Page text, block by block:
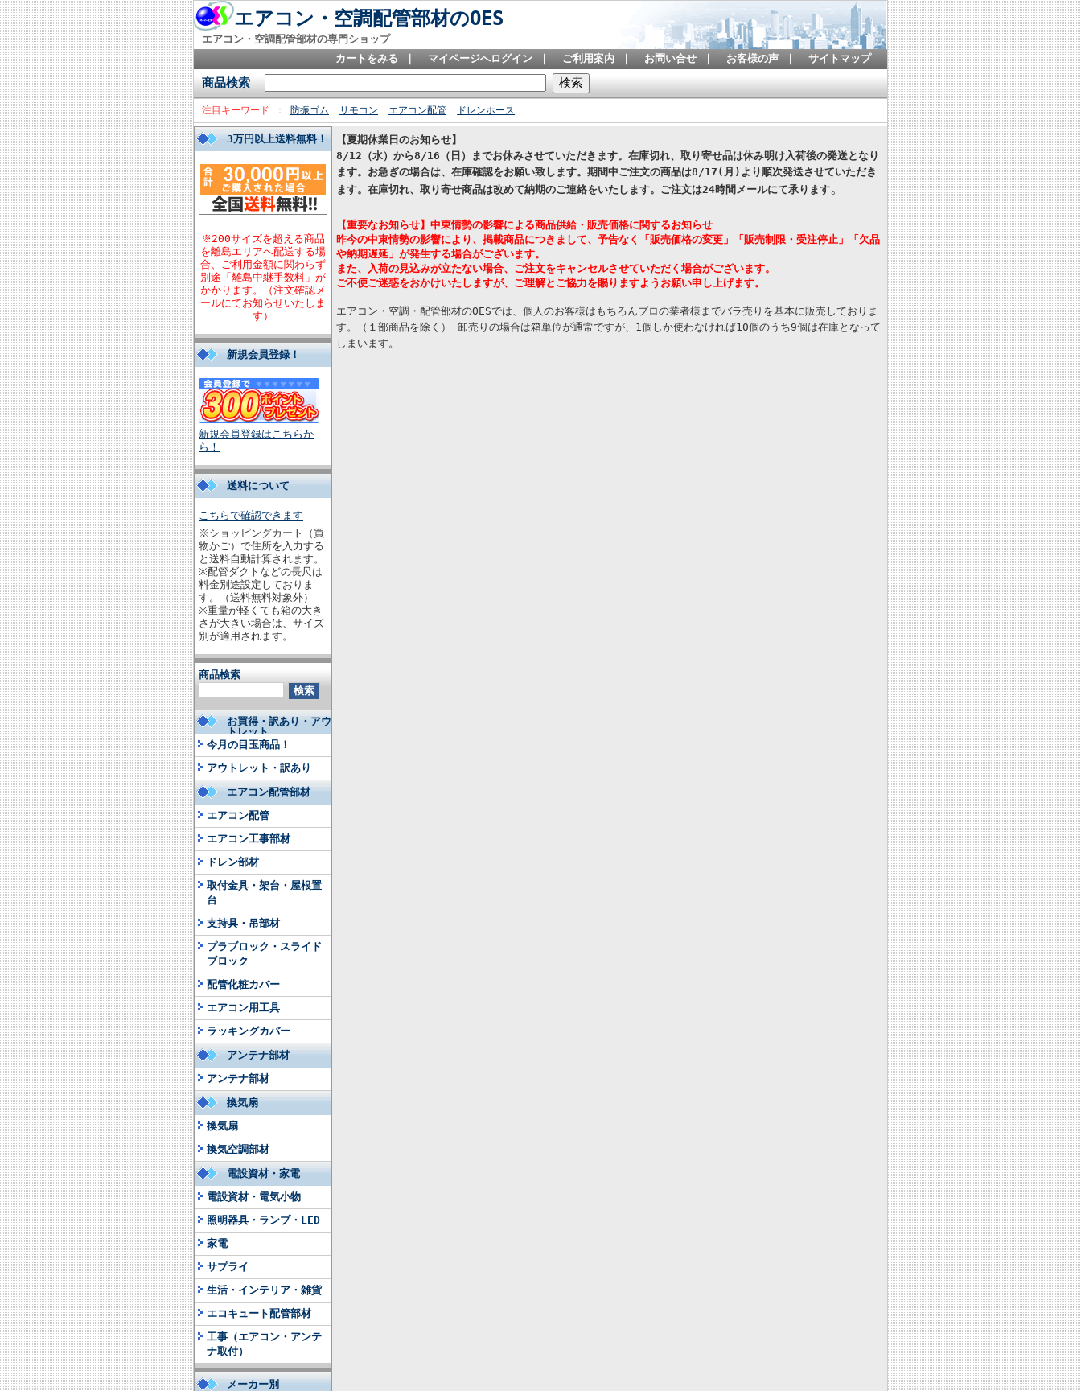
エアコン・空調配管部材のOES
エアコン・空調配管部材の専門ショップ
カートをみる
マイページへログイン ご利用案内 お問い合せ お客様の声 サイトマップ
商品検索
注目キーワード 防振ゴム リモコン エアコン配管 ドレンホース
3万円以上送料無料！
※200サイズを超える商品
を離島エリアへ配送する場
合、ご利用金額に関わらず
別途「離島中継手数料」が
かかります。（注文確認メ
ールにてお知らせいたしま
す）
新規会員登録！
新規会員登録はこちらか
ら！
送料について
こちらで確認できます
※ショッピングカート（買
物かご）で住所を入力する
と送料自動計算されます。
※配管ダクトなどの長尺は
料金別途設定しておりま
す。（送料無料対象外）
※重量が軽くても箱の大き
さが大きい場合は、サイズ
別が適用されます。
商品検索
お買得・訳あり・アウ
トレット
今月の目玉商品！
アウトレット・訳あり
エアコン配管部材
エアコン配管
エアコン工事部材
ドレン部材
取付金具・架台・屋根置
台
支持具・吊部材
プラブロック・スライド
ブロック
配管化粧カバー
エアコン用工具
ラッキングカバー
アンテナ部材
アンテナ部材
換気扇
換気扇
換気空調部材
電設資材・家電
電設資材・電気小物
照明器具・ランプ・LED
家電
サプライ
生活・インテリア・雑貨
エコキュート配管部材
工事（エアコン・アンテ
ナ取付）
メーカー別
【夏期休業日のお知らせ】
8/12（水）から8/16（日）までお休みさせていただきます。在庫切れ、取り寄せ品は休み明け入荷後の発送となり
ます。お急ぎの場合は、在庫確認をお願い致します。期間中ご注文の商品は8/17(月)より順次発送させていただき
ます。在庫切れ、取り寄せ商品は改めて納期のご連絡をいたします。 ご注文は24時間メールにて承ります。
【重要なお知らせ】中東情勢の影響による商品供給・販売価格に関するお知らせ
昨今の中東情勢の影響により、掲載商品につきまして、予告なく「販売価格の変更」「販売制限・受注停止」「欠品
や納期遅延」が発生する場合がございます。
また、入荷の見込みが立たない場合、ご注文をキャンセルさせていただく場合がございます。
ご不便ご迷惑をおかけいたしますが、ご理解とご協力を賜りますようお願い申し上げます。
エアコン・空調・配管部材のOESでは、個人のお客様はもちろんプロの業者様までバラ売りを基本に販売しておりま
す。（１部商品を除く） 卸売りの場合は箱単位が通常ですが、1個しか使わなければ10個のうち9個は在庫となって
しまいます。